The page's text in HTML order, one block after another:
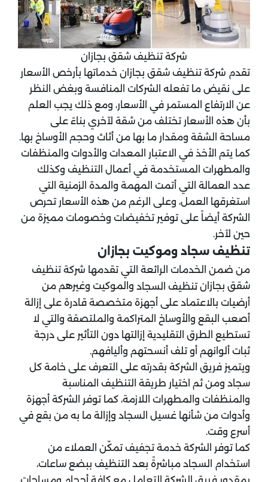
شركة تنظيف شقق بجازان
تقدم شركة تنظيف شقق بجازان خدماتها بأرخص الأسعار
على نقيض ما تفعله الشركات المنافسة وبغض النظر
عن الارتفاع المستمر في الأسعار، ومع ذلك يجب العلم
بأن هذه الأسعار تختلف من شقة لآخري بناءً على
مساحة الشقة ومقدار ما بها من أثاث وحجم الأوساخ بها.
كما يتم الأخذ في الاعتبار المعدات والأدوات والمنظفات
والمطهرات المستخدمة في أعمال التنظيف وكذلك
عدد العمالة التي أتمت المهمة والمدة الزمنية التي
استغرقها العمل، وعلى الرغم من هذه الأسعار تحرص
الشركة أيضاً على توفير تخفيضات وخصومات مميزة من
حين لآخر.
تنظيف سجاد وموكيت بجازان
من ضمن الخدمات الرائعة التي تقدمها شركة تنظيف
شقق بجازان تنظيف السجاد والموكيت وغيرهم من
أرضيات بالاعتماد على أجهزة متخصصة قادرة على إزالة
أصعب البقع والأوساخ المتراكمة والملتصقة والتي لا
تستطيع الطرق التقليدية إزالتها دون التأثير على درجة
ثبات ألوانهم أو تلف أنسحتهم وأليافهم.
ويتميز فريق الشركة بقدرته على التعرف على خامة كل
سجاد ومن ثم اختيار طريقة التنظيف المناسبة
والمنظفات والمطهرات اللازمة، كما توفر الشركة أجهزة
وأدوات من شأنها غسيل السجاد وإزالة ما به من بقع في
أسرع وقت.
كما توفر الشركة خدمة تجفيف تمكّن العملاء من
استخدام السجاد مباشرةً بعد التنظيف ببضع ساعات،